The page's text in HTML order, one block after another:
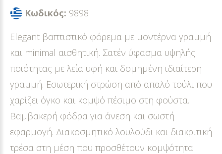
Κωδικός: 9898
Elegant βαπτιστικό φόρεμα με μοντέρνα γραμμή
και minimal αισθητική. Σατέν ύφασμα υψηλής
ποιότητας με λεία υφή και δομημένη ιδιαίτερη
γραμμή. Εσωτερική στρώση από απαλό τούλι που
χαρίζει όγκο και κομψό πέσιμο στη φούστα.
Βαμβακερή φόδρα για άνεση και σωστή
εφαρμογή. Διακοσμητικό λουλούδι και διακριτική
τρέσα στη μέση που προσθέτουν κομψότητα.